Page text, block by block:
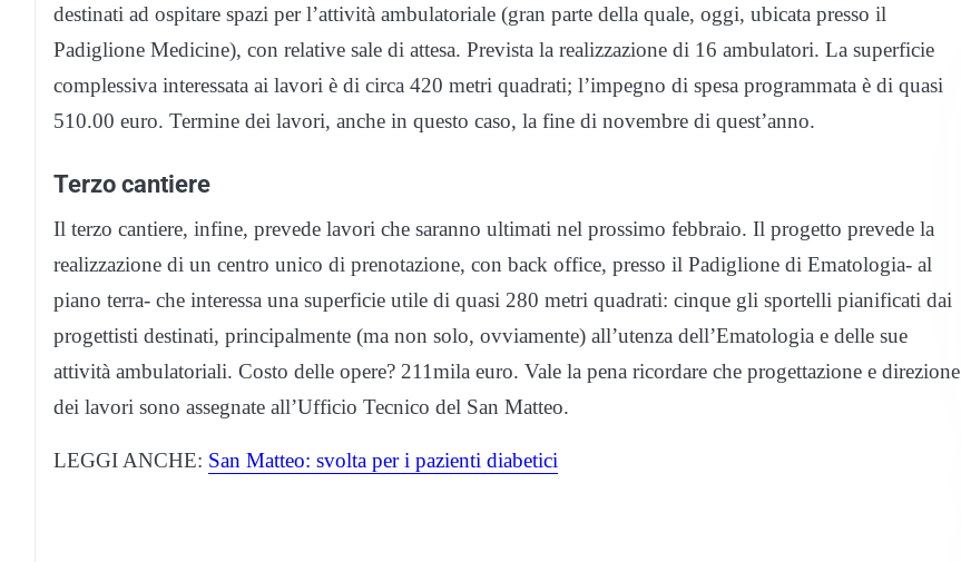
destinati ad ospitare spazi per l’attività ambulatoriale (gran parte della quale, oggi, ubicata presso il
Padiglione Medicine), con relative sale di attesa. Prevista la realizzazione di 16 ambulatori. La superficie
complessiva interessata ai lavori è di circa 420 metri quadrati; l’impegno di spesa programmata è di quasi
510.00 euro. Termine dei lavori, anche in questo caso, la fine di novembre di quest’anno.
Terzo cantiere
Il terzo cantiere, infine, prevede lavori che saranno ultimati nel prossimo febbraio. Il progetto prevede la
realizzazione di un centro unico di prenotazione, con back office, presso il Padiglione di Ematologia- al
piano terra- che interessa una superficie utile di quasi 280 metri quadrati: cinque gli sportelli pianificati dai
progettisti destinati, principalmente (ma non solo, ovviamente) all’utenza dell’Ematologia e delle sue
attività ambulatoriali. Costo delle opere? 211mila euro. Vale la pena ricordare che progettazione e direzione
dei lavori sono assegnate all’Ufficio Tecnico del San Matteo.
LEGGI ANCHE: San Matteo: svolta per i pazienti diabetici